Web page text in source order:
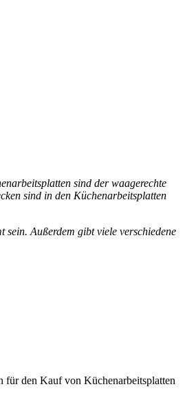
sind der waagerechte
sind in den Küchenarbeitsplatten
Außerdem gibt viele verschiedene
für den Kauf von Küchenarbeitsplatten